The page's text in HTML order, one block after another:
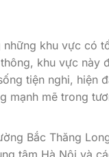
khu vực có
khu vực này
tiện nghi, hiện
mạnh mẽ trong
Bắc Thăng